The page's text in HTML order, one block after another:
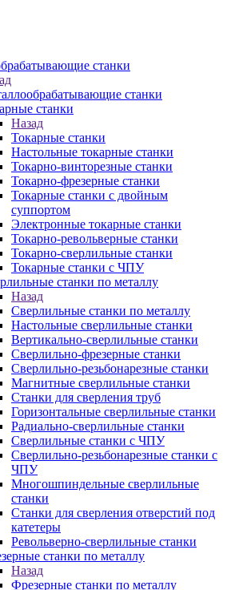
станки
станки
станки
Назад
Токарные станки
Настольные токарные станки
Токарно-винторезные станки
Токарно-фрезерные станки
Токарные станки с двойным
суппортом
Электронные токарные станки
Токарно-револьверные станки
Токарно-сверлильные станки
Токарные станки с ЧПУ
станки по металлу
Назад
Сверлильные станки по металлу
Настольные сверлильные станки
Вертикально-сверлильные станки
Сверлильно-фрезерные станки
Сверлильно-резьбонарезные станки
Магнитные сверлильные станки
Станки для сверления труб
Горизонтальные сверлильные станки
Радиально-сверлильные станки
Сверлильные станки с ЧПУ
Сверлильно-резьбонарезные станки с
ЧПУ
Многошпиндельные сверлильные
станки
Станки для сверления отверстий под
катетеры
Револьверно-сверлильные станки
станки по металлу
Назад
Фрезерные станки по металлу